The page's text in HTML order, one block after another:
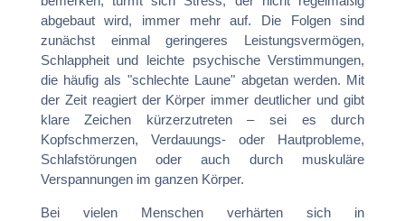
abgebaut wird, immer mehr auf. Die Folgen sind
zunächst einmal geringeres Leistungsvermögen,
Schlappheit und leichte psychische Verstimmungen,
die häufig als "schlechte Laune" abgetan werden. Mit
der Zeit reagiert der Körper immer deutlicher und gibt
klare Zeichen kürzerzutreten – sei es durch
Kopfschmerzen, Verdauungs- oder Hautprobleme,
Schlafstörungen oder auch durch muskuläre
Verspannungen im ganzen Körper.
Bei vielen Menschen verhärten sich in